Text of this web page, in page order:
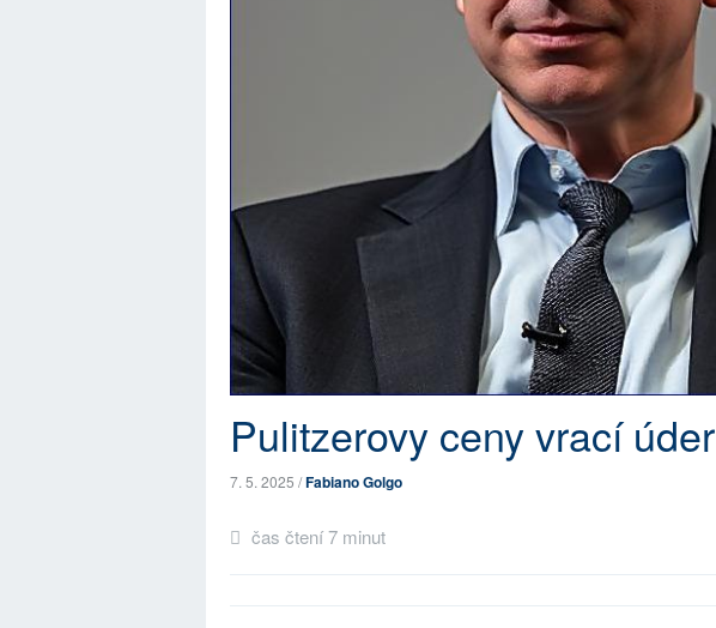
Pulitzerovy ceny vrací úder
7. 5. 2025 /Fabiano Golgo
čas čtení 7 minut